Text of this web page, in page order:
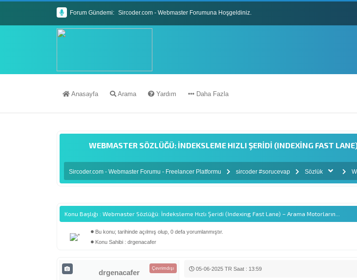
Forum Gündemi: Sircoder.com - Webmaster Forumuna Hoşgeldiniz.
Anasayfa Arama Yardım Daha Fazla
Sircoder.com - Webmaster Forumu - Freelancer Platformu sircoder #sorucevap Sözlük
WEBMASTER SÖZLÜĞÜ: İNDEKSLEME HIZLI ŞERIDI (INDEXING FAST
Konu Başlığı : Webmaster Sözlüğü: İndeksleme Hızlı Şeridi (Indexing Fast Lane) – Arama Motorların...
Bu konu; tarihinde açılmış olup, 0 defa yorumlanmıştır.
Konu Sahibi : drgenacafer
Derecelendirme: 0/5 - 0 oy
Çevrimdışı
drgenacafer 05-06-2025 TR Saat : 13:59